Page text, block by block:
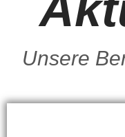
Unsere